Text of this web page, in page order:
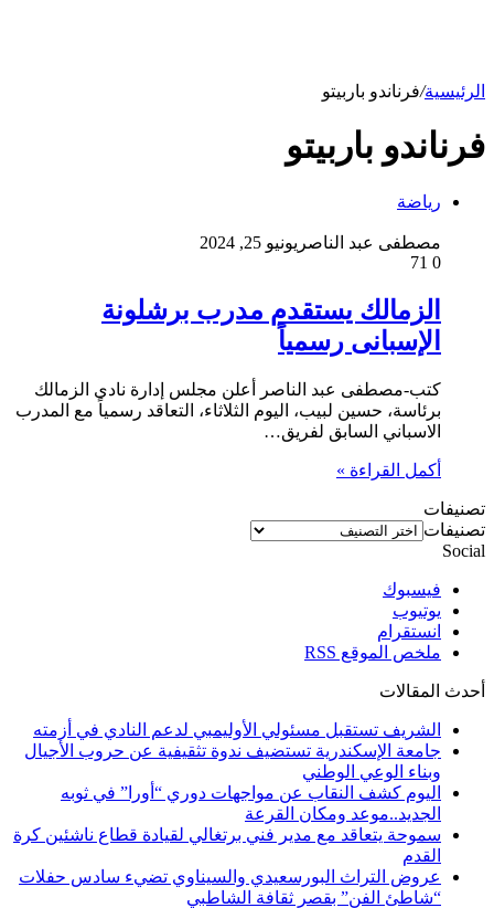
الرئيسية/فرناندو باربيتو
فرناندو باربيتو
رياضة
مصطفى عبد الناصر يونيو 25, 2024
0
الزمالك يستقدم مدرب برشلونة
الإسبانى رسمياً
كتب-مصطفى عبد الناصر أعلن مجلس إدارة نادى الزمالك
برئاسة، حسين لبيب، اليوم الثلاثاء، التعاقد رسمياً مع المدرب
الاسباني السابق لفريق…
أكمل القراءة »
تصنيفات
تصنيفات
Social
فيسبوك
يوتيوب
انستقرام
ملخص الموقع RSS
أحدث المقالات
الشريف تستقبل مسئولي الأوليمبي لدعم النادي في أزمته
جامعة الإسكندرية تستضيف ندوة تثقيفية عن حروب الأجيال
وبناء الوعي الوطني
اليوم كشف النقاب عن مواجهات دوري “أورا” في ثوبه
الجديد..موعد ومكان القرعة
سموحة يتعاقد مع مدير فني برتغالي لقيادة قطاع ناشئين كرة
القدم
عروض التراث البورسعيدي والسيناوي تضيء سادس حفلات
“شاطئ الفن” بقصر ثقافة الشاطبي